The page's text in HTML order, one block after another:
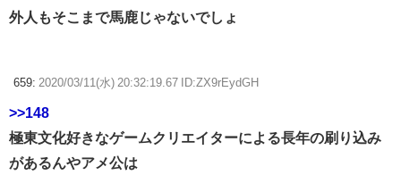
外人もそこまで馬鹿じゃないでしょ
659: 2020/03/11(水) 20:32:19.67 ID:ZX9rEydGH
>>148
極東文化好きなゲームクリエイターによる長年の刷り込み
があるんやアメ公は